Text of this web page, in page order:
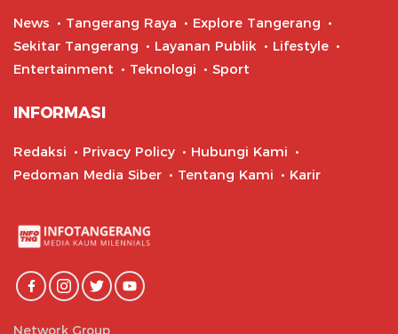
News Tangerang Raya
Explore Tangerang
Sekitar Tangerang
Layanan Publik
Lifestyle
Entertainment
Teknologi Sport
INFORMASI
Redaksi Privacy Policy
Hubungi Kami
Pedoman Media Siber
Tentang Kami Karir
Network Group